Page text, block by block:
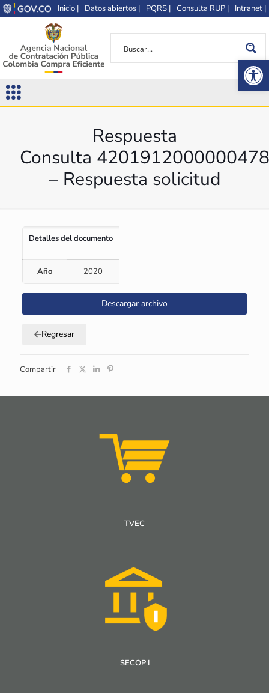
Inicio | Datos abiertos | PQRS | Consulta RUP | Intranet |
Respuesta
Consulta 4201912000000478
– Respuesta solicitud
Detalles del documento
Año 2020
Descargar archivo
Regresar
Compartir
TVEC
SECOP I